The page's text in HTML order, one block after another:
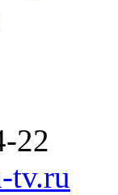
22
tv.ru